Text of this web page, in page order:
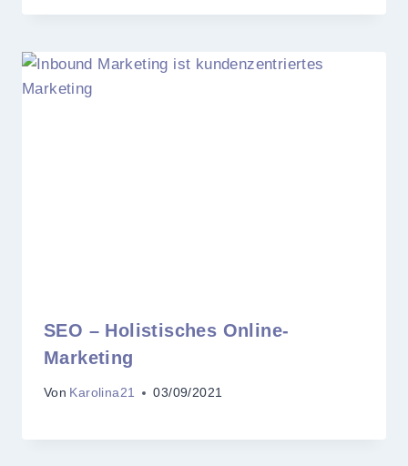
SEO – Holistisches Online-
Marketing
Von Karolina21 03/09/2021